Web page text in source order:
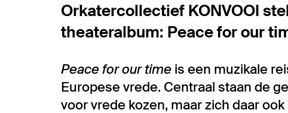
Orkatercollectief KONVOOI
theateralbum: Peace for our
Peace for our time is een muzikale
Europese vrede. Centraal staan de
voor vrede kozen, maar zich daar